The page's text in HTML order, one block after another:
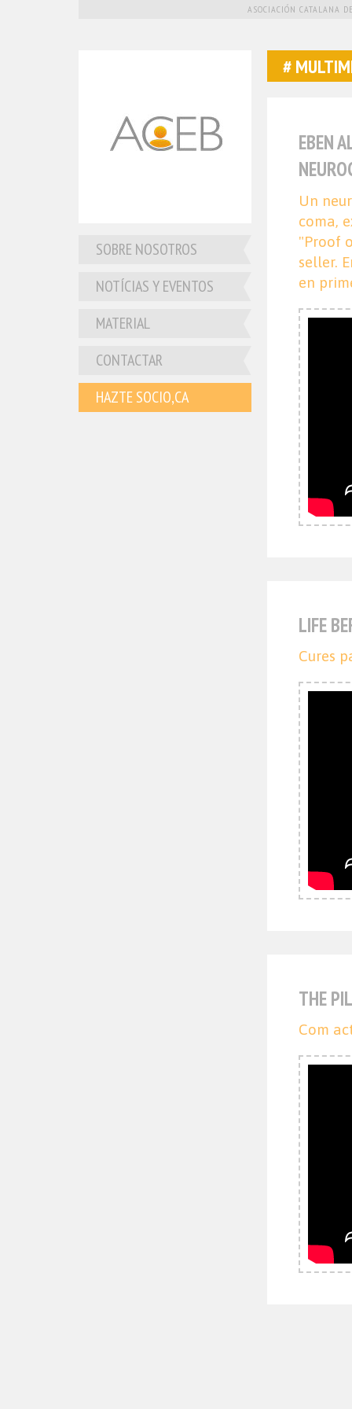
ASOCIACIÓN CATALANA
SOBRE NOSOTROS
NOTÍCIAS Y EVENTOS
MATERIAL
CONTACTAR
HAZTE SOCIO,CA
EBEN
Un
coma,
"Proof
seller.
en
LIFE
Cures
THE
Com